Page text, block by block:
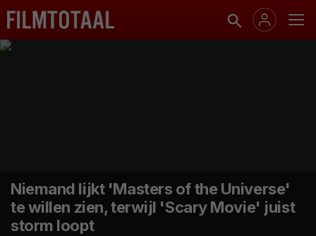
Niemand lijkt 'Masters of the Universe'
te willen zien, terwijl 'Scary Movie' juist
storm loopt